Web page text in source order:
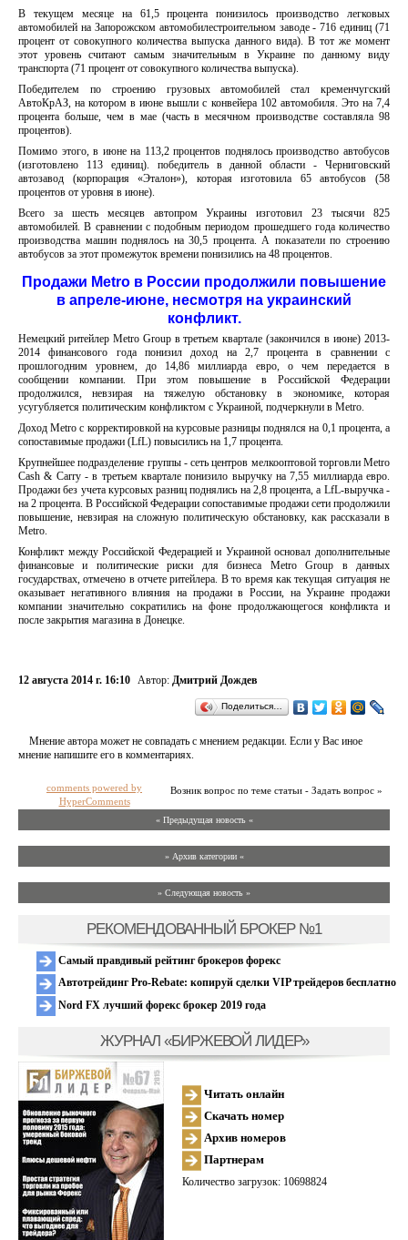
В текущем месяце на 61,5 процента понизилось производство легковых
автомобилей на Запорожском автомобилестроительном заводе - 716 единиц (71
процент от совокупного количества выпуска данного вида). В тот же момент
этот уровень считают самым значительным в Украине по данному виду
транспорта (71 процент от совокупного количества выпуска).
Победителем по строению грузовых автомобилей стал кременчугский
АвтоКрАЗ, на котором в июне вышли с конвейера 102 автомобиля. Это на 7,4
процента больше, чем в мае (часть в месячном производстве составляла 98
процентов).
Помимо этого, в июне на 113,2 процентов поднялось производство автобусов
(изготовлено 113 единиц). победитель в данной области - Черниговский
автозавод (корпорация «Эталон»), которая изготовила 65 автобусов (58
процентов от уровня в июне).
Всего за шесть месяцев автопром Украины изготовил 23 тысячи 825
автомобилей. В сравнении с подобным периодом прошедшего года количество
производства машин поднялось на 30,5 процента. А показатели по строению
автобусов за этот промежуток времени понизились на 48 процентов.
Продажи Metro в России продолжили повышение
в апреле-июне, несмотря на украинский
конфликт.
Немецкий ритейлер Metro Group в третьем квартале (закончился в июне) 2013-
2014 финансового года понизил доход на 2,7 процента в сравнении с
прошлогодним уровнем, до 14,86 миллиарда евро, о чем передается в
сообщении компании. При этом повышение в Российской Федерации
продолжился, невзирая на тяжелую обстановку в экономике, которая
усугубляется политическим конфликтом с Украиной, подчеркнули в Metro.
Доход Metro с корректировкой на курсовые разницы поднялся на 0,1 процента, а
сопоставимые продажи (LfL) повысились на 1,7 процента.
Крупнейшее подразделение группы - сеть центров мелкооптовой торговли Metro
Cash & Carry - в третьем квартале понизило выручку на 7,55 миллиарда евро.
Продажи без учета курсовых разниц поднялись на 2,8 процента, а LfL-выручка -
на 2 процента. В Российской Федерации сопоставимые продажи сети продолжили
повышение, невзирая на сложную политическую обстановку, как рассказали в
Metro.
Конфликт между Российской Федерацией и Украиной основал дополнительные
финансовые и политические риски для бизнеса Metro Group в данных
государствах, отмечено в отчете ритейлера. В то время как текущая ситуация не
оказывает негативного влияния на продажи в России, на Украине продажи
компании значительно сократились на фоне продолжающегося конфликта и
после закрытия магазина в Донецке.
12 августа 2014 г. 16:10 Автор: Дмитрий Дождев
Поделиться…
Мнение автора может не совпадать с мнением редакции. Если у Вас иное
мнение напишите его в комментариях.
Возник вопрос по теме статьи - Задать вопрос »
comments powered by
HyperComments
« Предыдущая новость «
» Архив категории «
» Следующая новость »
РЕКОМЕНДОВАННЫЙ БРОКЕР №1
Самый правдивый рейтинг брокеров форекс
Автотрейдинг Pro-Rebate: копируй сделки VIP трейдеров бесплатно
Nord FX лучший форекс брокер 2019 года
ЖУРНАЛ «БИРЖЕВОЙ ЛИДЕР»
Читать онлайн
Скачать номер
Архив номеров
Партнерам
Количество загрузок: 10698824